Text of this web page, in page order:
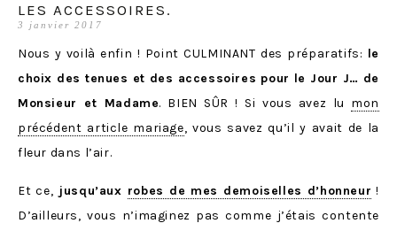
LES ACCESSOIRES.
3 janvier 2017
Nous y voilà enfin ! Point CULMINANT des préparatifs: le
choix des tenues et des accessoires pour le Jour J… de
Monsieur et Madame. BIEN SÛR ! Si vous avez lu mon
précédent article mariage, vous savez qu’il y avait de la
fleur dans l’air.
Et ce, jusqu’aux robes de mes demoiselles d’honneur !
D’ailleurs, vous n’imaginez pas comme j’étais contente